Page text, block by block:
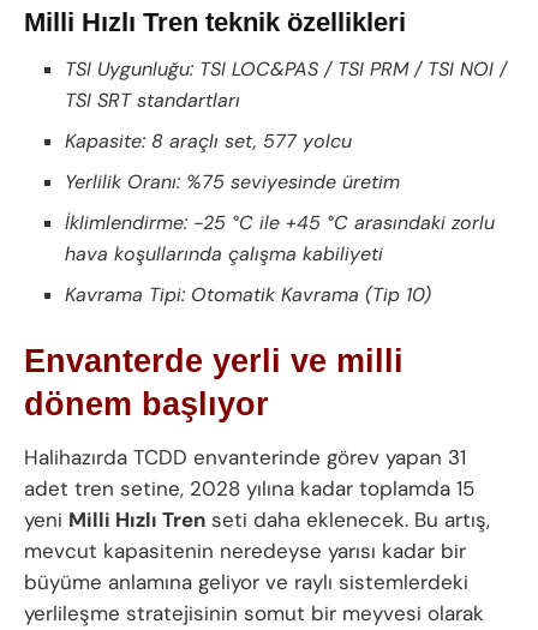
Milli Hızlı Tren teknik özellikleri
TSI Uygunluğu: TSI LOC&PAS / TSI PRM / TSI NOI /
TSI SRT standartları
Kapasite: 8 araçlı set, 577 yolcu
Yerlilik Oranı: %75 seviyesinde üretim
İklimlendirme: -25 °C ile +45 °C arasındaki zorlu
hava koşullarında çalışma kabiliyeti
Kavrama Tipi: Otomatik Kavrama (Tip 10)
Envanterde yerli ve milli
dönem başlıyor
Halihazırda TCDD envanterinde görev yapan 31
adet tren setine, 2028 yılına kadar toplamda 15
yeni Milli Hızlı Tren seti daha eklenecek. Bu artış,
mevcut kapasitenin neredeyse yarısı kadar bir
büyüme anlamına geliyor ve raylı sistemlerdeki
yerlileşme stratejisinin somut bir meyvesi olarak